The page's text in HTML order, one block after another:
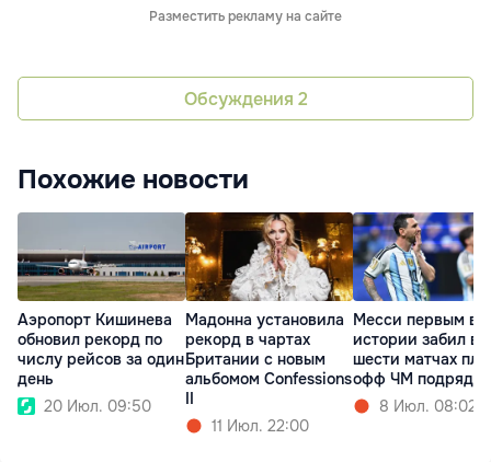
Разместить рекламу на сайте
Обсуждения 2
Похожие новости
Аэропорт Кишинева
обновил рекорд по
числу рейсов за один
день
20 Июл. 09:50
Мадонна установила
рекорд в чартах
Британии с новым
альбомом Confessions
II
11 Июл. 22:00
Месси первым в
истории забил в
шести матчах
офф ЧМ подряд
8 Июл. 08:02